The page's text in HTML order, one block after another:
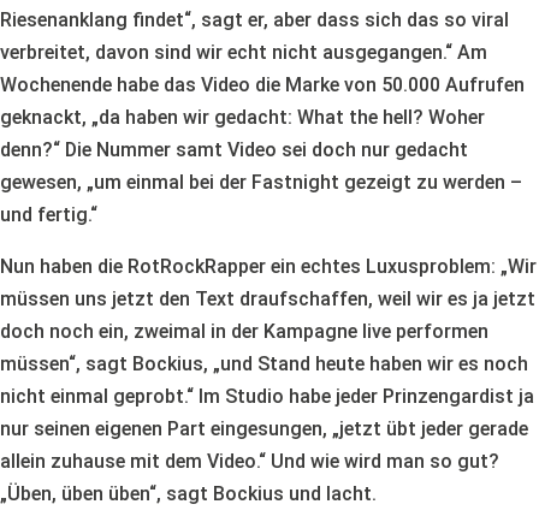
Riesenanklang findet“, sagt er, aber dass sich das so viral
verbreitet, davon sind wir echt nicht ausgegangen.“ Am
Wochenende habe das Video die Marke von 50.000 Aufrufen
geknackt, „da haben wir gedacht: What the hell? Woher
denn?“ Die Nummer samt Video sei doch nur gedacht
gewesen, „um einmal bei der Fastnight gezeigt zu werden –
und fertig.“
Nun haben die RotRockRapper ein echtes Luxusproblem: „Wir
müssen uns jetzt den Text draufschaffen, weil wir es ja jetzt
doch noch ein, zweimal in der Kampagne live performen
müssen“, sagt Bockius, „und Stand heute haben wir es noch
nicht einmal geprobt.“ Im Studio habe jeder Prinzengardist ja
nur seinen eigenen Part eingesungen, „jetzt übt jeder gerade
allein zuhause mit dem Video.“ Und wie wird man so gut?
„Üben, üben üben“, sagt Bockius und lacht.